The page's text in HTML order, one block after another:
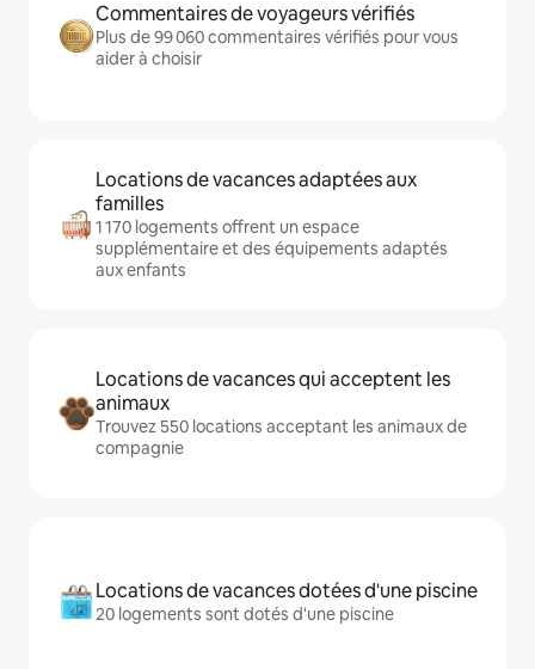
Commentaires de voyageurs vérifiés
Plus de 99 060 commentaires vérifiés pour vous
aider à choisir
Locations de vacances adaptées aux
familles
1 170 logements offrent un espace
supplémentaire et des équipements adaptés
aux enfants
Locations de vacances qui acceptent les
animaux
Trouvez 550 locations acceptant les animaux de
compagnie
Locations de vacances dotées d'une piscine
20 logements sont dotés d'une piscine